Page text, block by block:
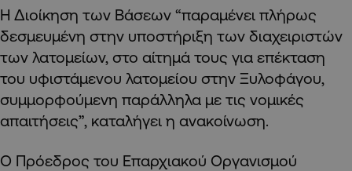
Η Διοίκηση των Βάσεων “παραμένει πλήρως
δεσμευμένη στην υποστήριξη των διαχειριστών
των λατομείων, στο αίτημά τους για επέκταση
του υφιστάμενου λατομείου στην Ξυλοφάγου,
συμμορφούμενη παράλληλα με τις νομικές
απαιτήσεις”, καταλήγει η ανακοίνωση.
Ο Πρόεδρος του Επαρχιακού Οργανισμού